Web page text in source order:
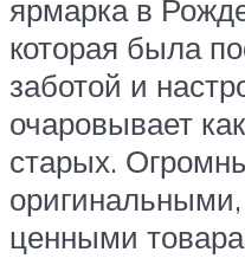
ярмарка в
которая была
заботой и
очаровывает
старых.
ценными